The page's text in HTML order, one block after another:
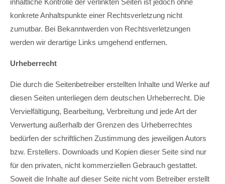
inhaltliche Kontrolle der verlinkten Seiten ist jedoch ohne
konkrete Anhaltspunkte einer Rechtsverletzung nicht
zumutbar. Bei Bekanntwerden von Rechtsverletzungen
werden wir derartige Links umgehend entfernen.
Urheberrecht
Die durch die Seitenbetreiber erstellten Inhalte und Werke auf
diesen Seiten unterliegen dem deutschen Urheberrecht. Die
Vervielfältigung, Bearbeitung, Verbreitung und jede Art der
Verwertung außerhalb der Grenzen des Urheberrechtes
bedürfen der schriftlichen Zustimmung des jeweiligen Autors
bzw. Erstellers. Downloads und Kopien dieser Seite sind nur
für den privaten, nicht kommerziellen Gebrauch gestattet.
Soweit die Inhalte auf dieser Seite nicht vom Betreiber erstellt